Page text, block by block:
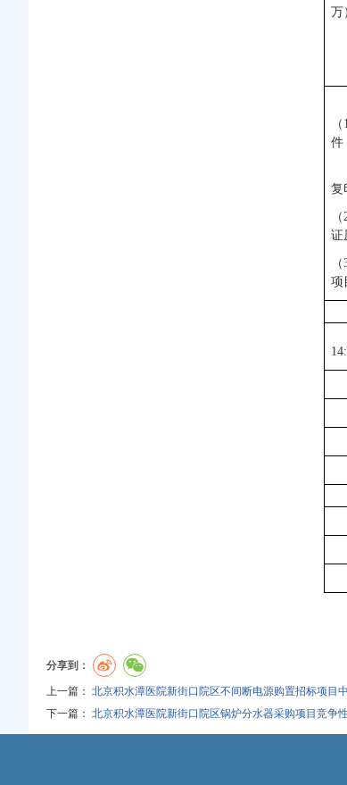
万
（
件
复
（
证
（
项
分享到：
上一篇： 北京积水潭医院新街口院区不间断电源购置招标项目
下一篇： 北京积水潭医院新街口院区锅炉分水器采购项目竞争